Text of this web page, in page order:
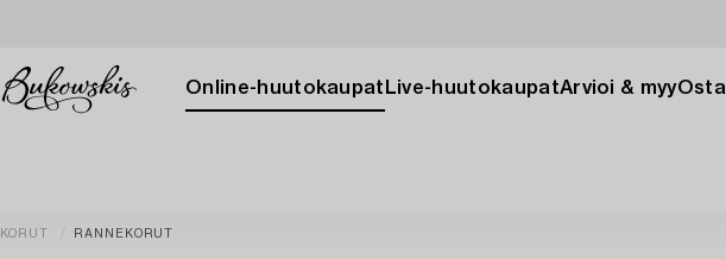
Online-huutokaupat Live-huutokaupatArvioi & myyOsta
KORUT RANNEKORUT